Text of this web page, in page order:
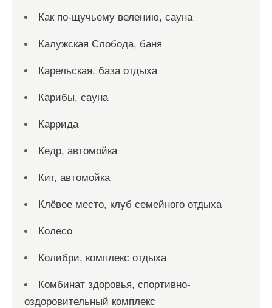
Как по-щучьему велению, сауна
Калужская Слобода, баня
Карельская, база отдыха
Карибы, сауна
Каррида
Кедр, автомойка
Кит, автомойка
Клёвое место, клуб семейного отдыха
Колесо
Колибри, комплекс отдыха
Комбинат здоровья, спортивно-
оздоровительный комплекс